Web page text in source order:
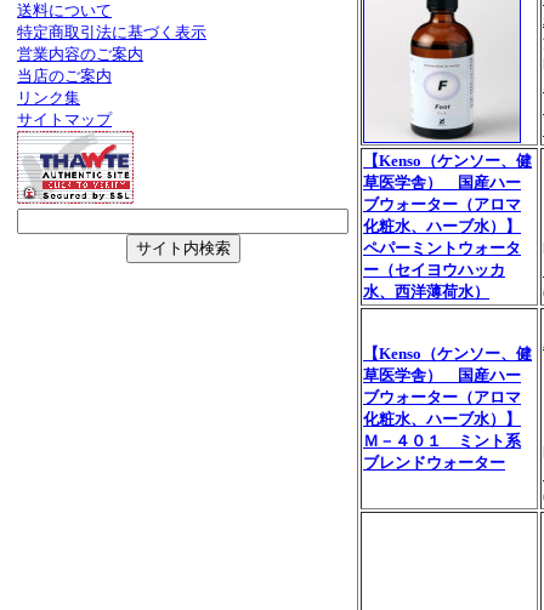
【Kenso（ケンソー、健
草医学舎） 国産ハー
ブウォーター（アロマ
化粧水、ハーブ水）】
ペパーミントウォータ
ー（セイヨウハッカ
水、西洋薄荷水）
【Kenso（ケンソー、健
草医学舎） 国産ハー
ブウォーター（アロマ
化粧水、ハーブ水）】
Ｍ－４０１ ミント系
ブレンドウォーター
送料について
特定商取引法に基づく表示
営業内容のご案内
当店のご案内
リンク集
サイトマップ